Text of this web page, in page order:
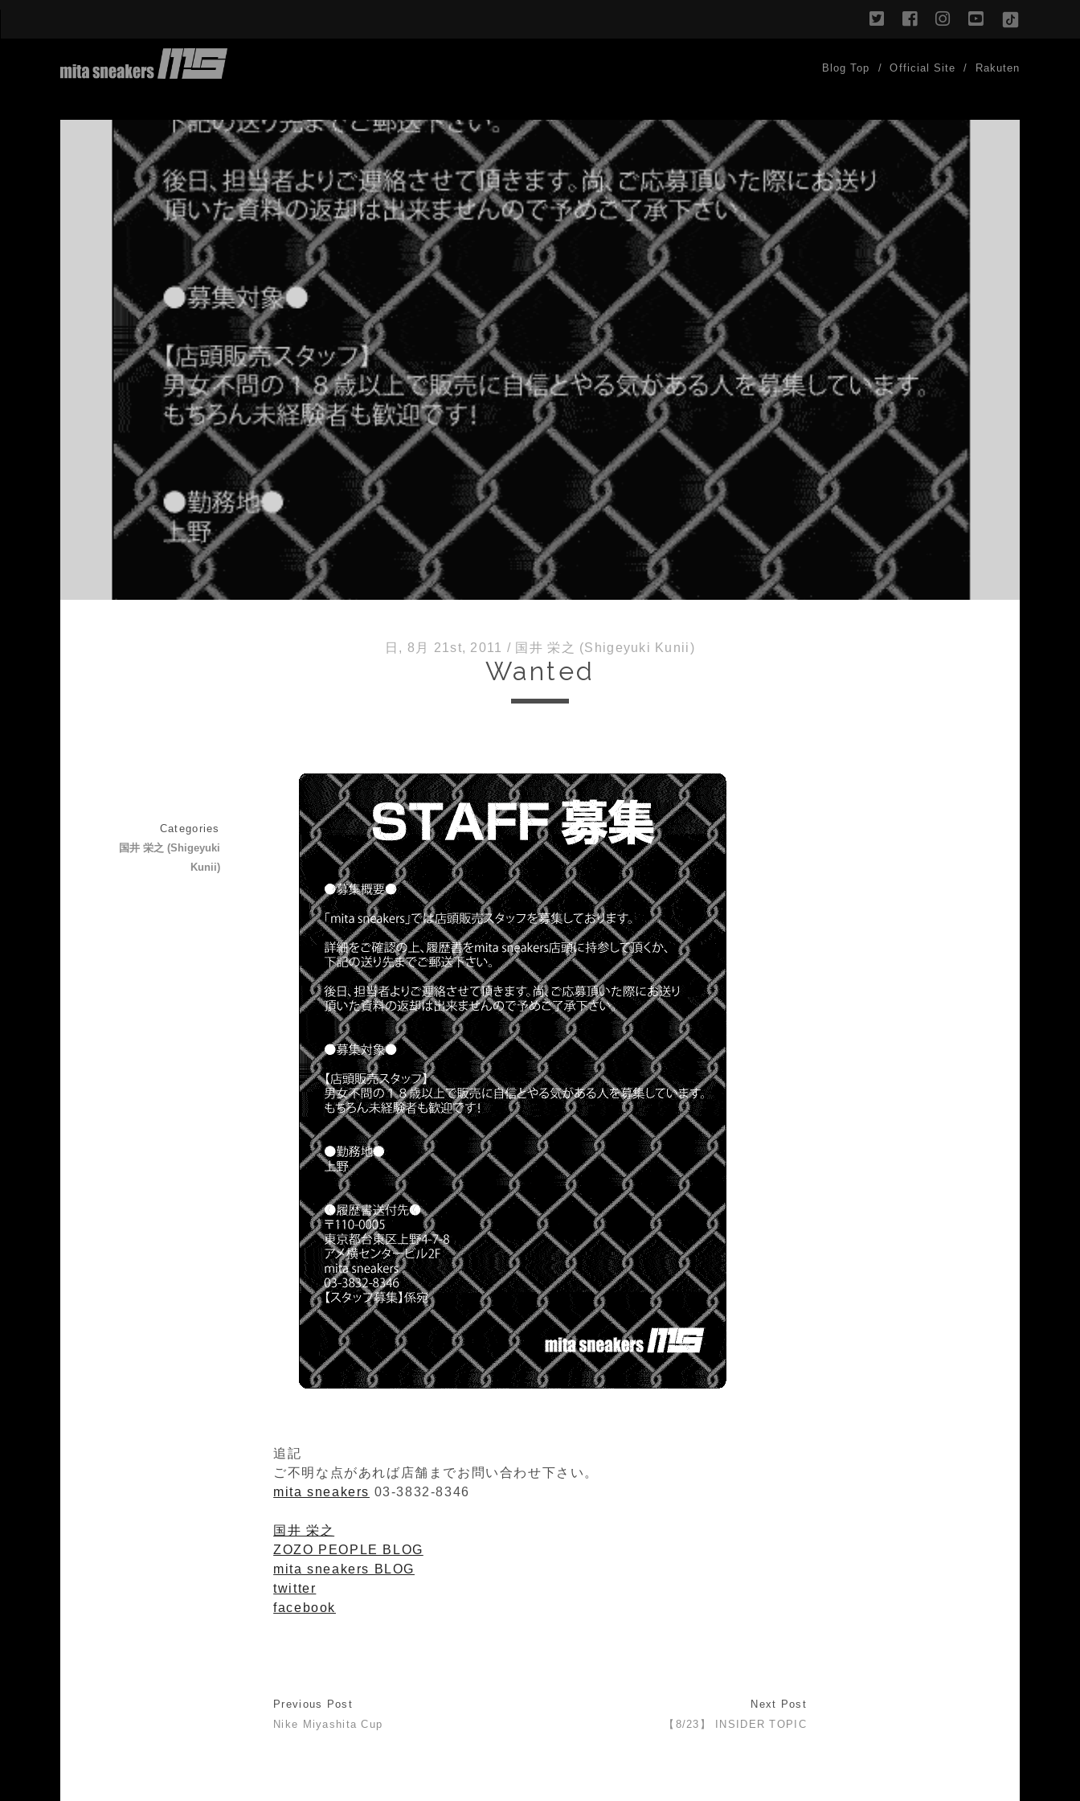
twitterfacebookinstagram
youtube
TikTok
Blog Top Official Site Rakuten
日, 8月 21st, 2011 / 国井 栄之 (Shigeyuki Kunii)
Wanted
追記
ご不明な点があれば店舗までお問い合わせ下さい。
mita sneakers 03-3832-8346
国井 栄之
ZOZO PEOPLE BLOG
mita sneakers BLOG
twitter
facebook
Previous Post
Nike Miyashita Cup
Next Post
【8/23】 INSIDER TOPIC
Categories
国井 栄之 (Shigeyuki
Kunii)